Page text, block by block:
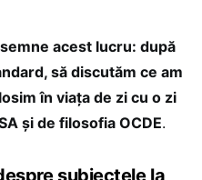
acest lucru: după
să discutăm ce am
în viața de zi cu o zi
și de filosofia OCDE.
subiectele la